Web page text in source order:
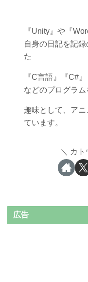
『Unity』や『
自身の日記を記
た
『C言語』『C#
などのプログラム
趣味として、ア
ています。
カト
広告